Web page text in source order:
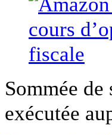
Sommée
exécutée